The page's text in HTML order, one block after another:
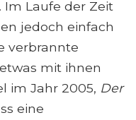
Im Laufe der Zeit
jedoch einfach
verbrannte
mit ihnen
im Jahr 2005, Der
eine